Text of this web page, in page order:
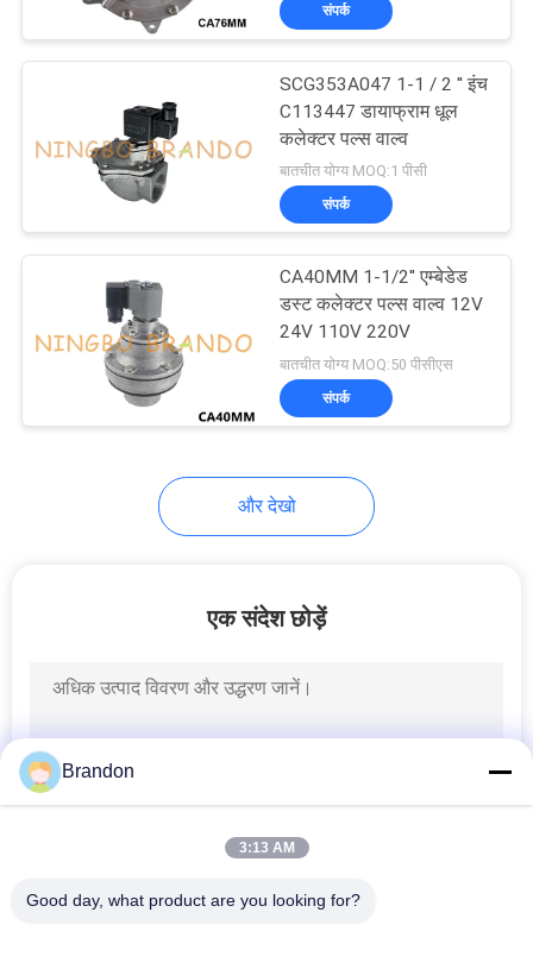
संपर्क
SCG353A047 1-1 / 2 '' इंच
C113447 डायाफ्राम धूल
कलेक्टर पल्स वाल्व
बातचीत योग्य MOQ:1 पीसी
संपर्क
CA40MM 1-1/2'' एम्बेडेड
डस्ट कलेक्टर पल्स वाल्व 12V
24V 110V 220V
बातचीत योग्य MOQ:50 पीसीएस
संपर्क
और देखो
एक संदेश छोड़ें
Brandon
3:13 AM
Good day, what product are you looking for?